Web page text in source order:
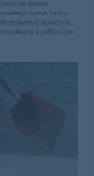
di questo
come “unico
pesante e rigido ma
resiliente e soffice con